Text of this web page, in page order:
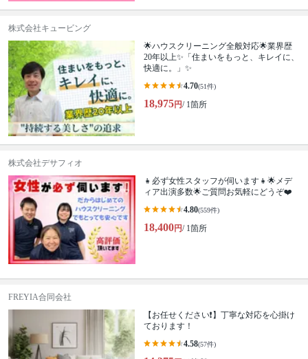
株式会社キュービング
🌟ハウスクリーニング全般対応🌟業界歴
20年以上✨「住まいをもっと、キレイに、
快適に。」✨
4.70(51件)
18,975円/ 1箇所
株式会社デサフィオ
👧必ず女性スタッフが伺います👧🌟メデ
ィア出演多数🌟ご質問お気軽にどうぞ❤️
4.80(559件)
18,400円/ 1箇所
FREYIA合同会社
【お任せください❗️】丁寧な対応を心掛け
ております！
4.58(57件)